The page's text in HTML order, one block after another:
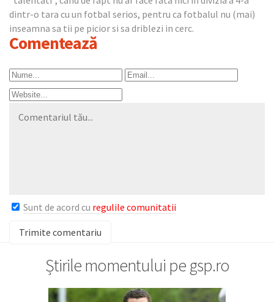
dintr-o tara cu un fotbal serios, pentru ca fotbalul nu (mai)
inseamna sa tii pe picior si sa driblezi in cerc.
Comentează
Sunt de acord cu regulile comunitatii
Știrile momentului pe gsp.ro